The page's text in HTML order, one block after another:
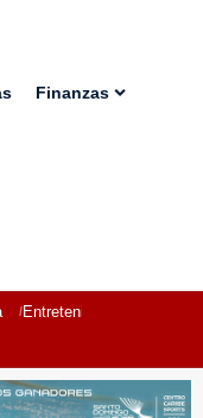
Finanzas
Entretenimiento